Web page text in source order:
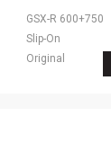
GSX-R 600+750
Slip-On
Original